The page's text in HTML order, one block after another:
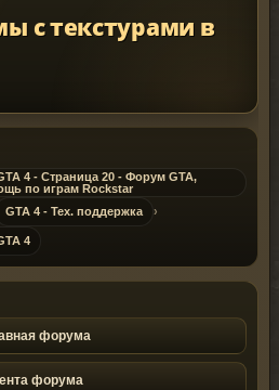
с текстурами в
4 - Страница 20 - Форум GTA,
по играм Rockstar
GTA 4 - Тех. поддержка ›
4
форума
форума